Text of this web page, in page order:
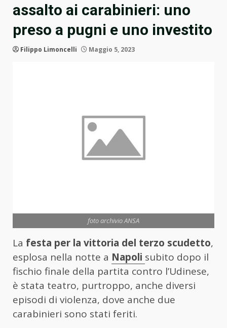
assalto ai carabinieri: uno
preso a pugni e uno investito
Filippo Limoncelli Maggio 5, 2023
foto archivio ANSA
La festa per la vittoria del terzo scudetto,
esplosa nella notte a Napoli subito dopo il
fischio finale della partita contro l’Udinese,
è stata teatro, purtroppo, anche diversi
episodi di violenza, dove anche due
carabinieri sono stati feriti.